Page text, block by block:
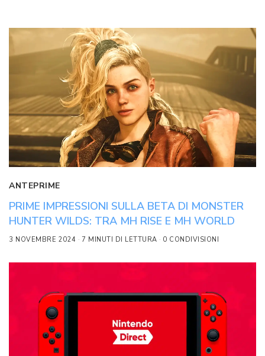
ANTEPRIME
PRIME IMPRESSIONI SULLA BETA DI MONSTER
HUNTER WILDS: TRA MH RISE E MH WORLD
3 NOVEMBRE 2024 7 MINUTI DI LETTURA 0 CONDIVISIONI